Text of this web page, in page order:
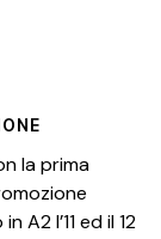
la prima
A2 l’11 ed il 12